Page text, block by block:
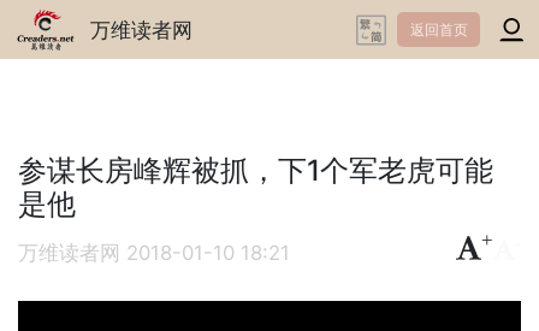
万维读者网 返回首页
参谋长房峰辉被抓，下1个军老虎可能
是他
万维读者网 2018-01-10 18:21
+